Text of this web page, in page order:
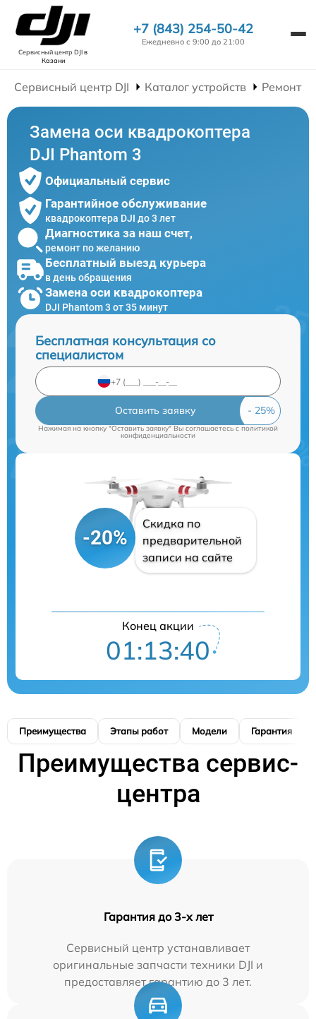
Сервисный центр DJIв
Казани
+7 (843) 254-50-42
Ежедневно с 9:00 до 21:00
Сервисный центр DJI Каталог устройств Ремонт
Замена оси квадрокоптера
DJI Phantom 3
Официальный сервис
Гарантийное обслуживание
квадрокоптера DJI до 3 лет
Диагностика за наш счет,
ремонт по желанию
Бесплатный выезд курьера
в день обращения
Замена оси квадрокоптера
DJI Phantom 3 от 35 минут
Бесплатная консультация со
специалистом
Оставить заявку
Нажимая на кнопку "Оставить заявку" Вы соглашаетесь cполитикой
конфиденциальности
-20%
Скидка по
предварительной
записи на сайте
Конец акции
01:13:39
Преимущества Этапы работ Модели Гарантия
Преимущества сервис-
центра
Гарантия до 3-х лет
Сервисный центр устанавливает
оригинальные запчасти техники DJI и
предоставляет гарантию до 3 лет.